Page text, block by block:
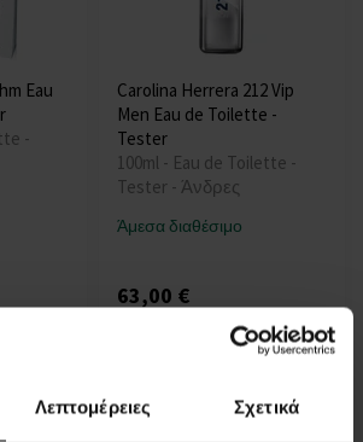
Λεπτομέρειες Σχετικά
Eau
-
Carolina Herrera 212 Vip
Men Eau de Toilette -
Tester
100ml - Eau de Toilette -
Tester - Άνδρες
Άμεσα διαθέσιμο
63,00 €